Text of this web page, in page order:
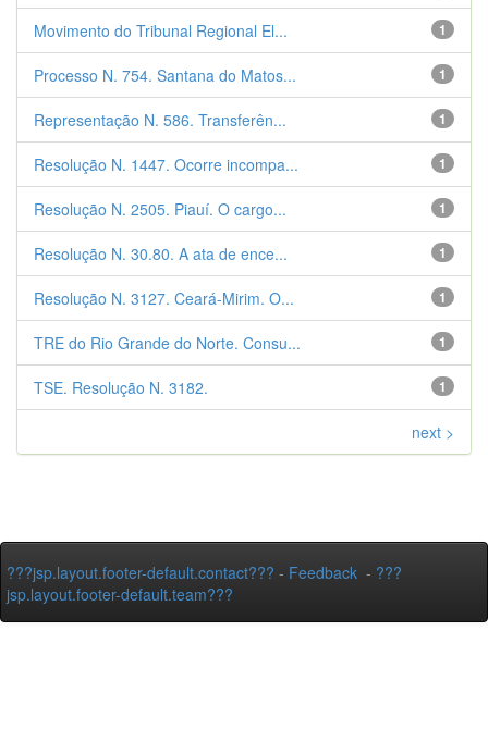
1
Movimento do Tribunal Regional El...
1
Processo N. 754. Santana do Matos...
1
Representação N. 586. Transferên...
1
Resolução N. 1447. Ocorre incompa...
1
Resolução N. 2505. Piauí. O cargo...
1
Resolução N. 30.80. A ata de ence...
1
Resolução N. 3127. Ceará-Mirim. O...
1
TRE do Rio Grande do Norte. Consu...
1
TSE. Resolução N. 3182.
next >
???jsp.layout.footer-default.contact??? - Feedback - ???
jsp.layout.footer-default.team???